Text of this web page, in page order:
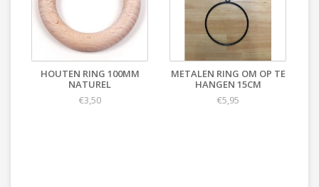
HOUTEN RING 100MM
NATUREL
€3,50
METALEN RING OM OP TE
HANGEN 15CM
€5,95